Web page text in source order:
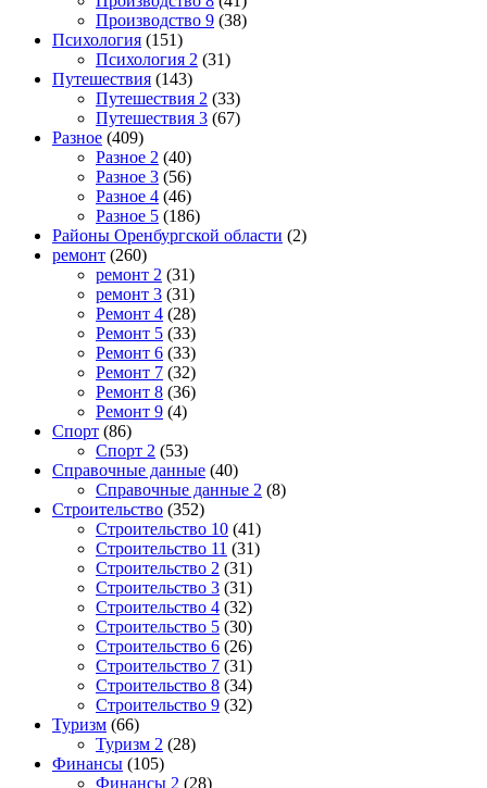
Производство 9 (38)
Психология (151)
Психология 2 (31)
Путешествия (143)
Путешествия 2 (33)
Путешествия 3 (67)
Разное (409)
Разное 2 (40)
Разное 3 (56)
Разное 4 (46)
Разное 5 (186)
Районы Оренбургской области (2)
ремонт (260)
ремонт 2 (31)
ремонт 3 (31)
Ремонт 4 (28)
Ремонт 5 (33)
Ремонт 6 (33)
Ремонт 7 (32)
Ремонт 8 (36)
Ремонт 9 (4)
Спорт (86)
Спорт 2 (53)
Справочные данные (40)
Справочные данные 2 (8)
Строительство (352)
Строительство 10 (41)
Строительство 11 (31)
Строительство 2 (31)
Строительство 3 (31)
Строительство 4 (32)
Строительство 5 (30)
Строительство 6 (26)
Строительство 7 (31)
Строительство 8 (34)
Строительство 9 (32)
Туризм (66)
Туризм 2 (28)
Финансы (105)
Финансы 2 (28)